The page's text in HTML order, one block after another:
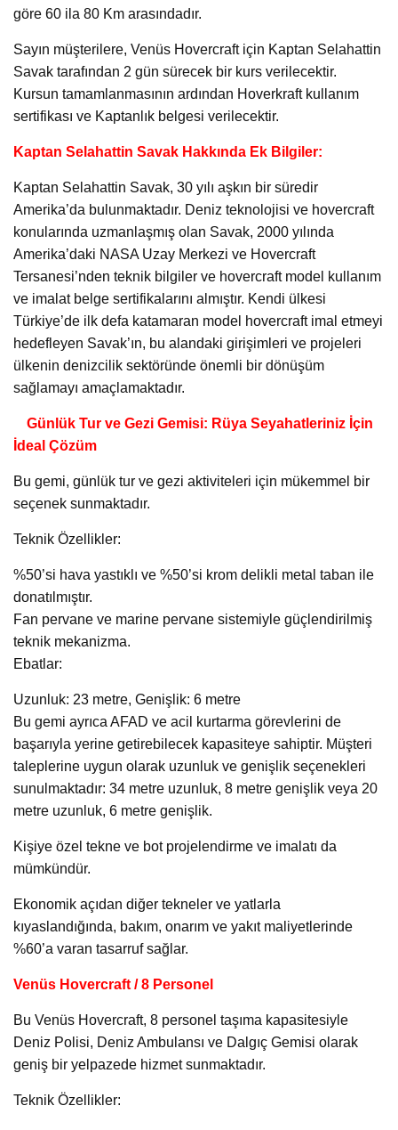
göre 60 ila 80 Km arasındadır.
Sayın müşterilere, Venüs Hovercraft için Kaptan Selahattin
Savak tarafından 2 gün sürecek bir kurs verilecektir.
Kursun tamamlanmasının ardından Hoverkraft kullanım
sertifikası ve Kaptanlık belgesi verilecektir.
Kaptan Selahattin Savak Hakkında Ek Bilgiler:
Kaptan Selahattin Savak, 30 yılı aşkın bir süredir
Amerika’da bulunmaktadır. Deniz teknolojisi ve hovercraft
konularında uzmanlaşmış olan Savak, 2000 yılında
Amerika’daki NASA Uzay Merkezi ve Hovercraft
Tersanesi’nden teknik bilgiler ve hovercraft model kullanım
ve imalat belge sertifikalarını almıştır. Kendi ülkesi
Türkiye’de ilk defa katamaran model hovercraft imal etmeyi
hedefleyen Savak’ın, bu alandaki girişimleri ve projeleri
ülkenin denizcilik sektöründe önemli bir dönüşüm
sağlamayı amaçlamaktadır.
Günlük Tur ve Gezi Gemisi: Rüya Seyahatleriniz İçin
İdeal Çözüm
Bu gemi, günlük tur ve gezi aktiviteleri için mükemmel bir
seçenek sunmaktadır.
Teknik Özellikler:
%50’si hava yastıklı ve %50’si krom delikli metal taban ile
donatılmıştır.
Fan pervane ve marine pervane sistemiyle güçlendirilmiş
teknik mekanizma.
Ebatlar:
Uzunluk: 23 metre, Genişlik: 6 metre
Bu gemi ayrıca AFAD ve acil kurtarma görevlerini de
başarıyla yerine getirebilecek kapasiteye sahiptir. Müşteri
taleplerine uygun olarak uzunluk ve genişlik seçenekleri
sunulmaktadır: 34 metre uzunluk, 8 metre genişlik veya 20
metre uzunluk, 6 metre genişlik.
Kişiye özel tekne ve bot projelendirme ve imalatı da
mümkündür.
Ekonomik açıdan diğer tekneler ve yatlarla
kıyaslandığında, bakım, onarım ve yakıt maliyetlerinde
%60’a varan tasarruf sağlar.
Venüs Hovercraft / 8 Personel
Bu Venüs Hovercraft, 8 personel taşıma kapasitesiyle
Deniz Polisi, Deniz Ambulansı ve Dalgıç Gemisi olarak
geniş bir yelpazede hizmet sunmaktadır.
Teknik Özellikler: